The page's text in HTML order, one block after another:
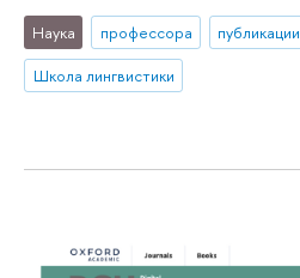
Наука профессора публикации
Школа лингвистики